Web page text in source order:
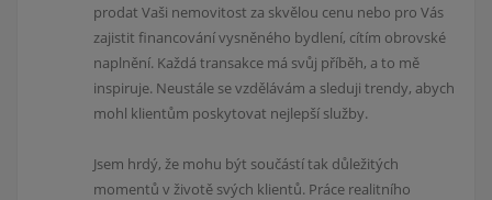
prodat Vaši nemovitost za skvělou cenu nebo pro Vás
zajistit financování vysněného bydlení, cítím obrovské
naplnění. Každá transakce má svůj příběh, a to mě
inspiruje. Neustále se vzdělávám a sleduji trendy, abych
mohl klientům poskytovat nejlepší služby.
Jsem hrdý, že mohu být součástí tak důležitých
momentů v životě svých klientů. Práce realitního